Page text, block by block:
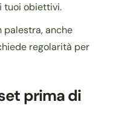
tuoi obiettivi.
palestra, anche
regolarità per
prima di